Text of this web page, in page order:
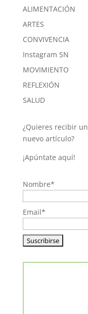
ALIMENTACIÓN
ARTES
CONVIVENCIA
Instagram SN
MOVIMIENTO
REFLEXIÓN
SALUD
¿Quieres recibir
nuevo artículo?
¡Apúntate aquí!
Nombre*
Email*